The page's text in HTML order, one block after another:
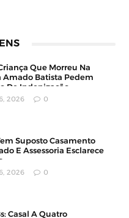
Que Morreu Na
Amado Batista Pedem
De Indenização
2026 0
Suposto Casamento
E Assessoria Esclarece
2026 0
Casal A Quatro